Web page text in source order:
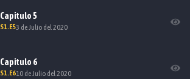
Capitulo5
S1.E53 de Julio del 2020
Capitulo 6
S1.E610 de Julio del 2020